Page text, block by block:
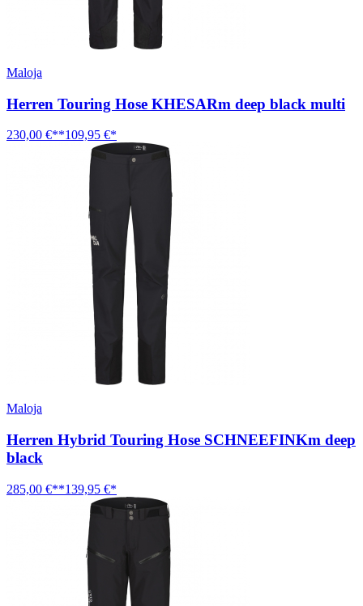
Maloja
Herren Touring Hose KHESARm deep black multi
230,00 €**109,95 €*
Maloja
Herren Hybrid Touring Hose SCHNEEFINKm deep
black
285,00 €**139,95 €*